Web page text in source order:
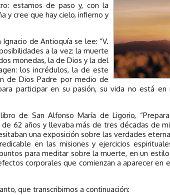
estamos de paso y, con la
y cree que hay cielo, infierno y
de Antioquía se lee: “V.
a la vez: la muerte
monedas, la de Dios y la del
los incrédulos, la de este
de Dios Padre por medio de
participar en su pasión, su vida no está en
de San Alfonso María de Ligorio,
62 años y llevaba más de tres décadas de
una exposición sobre las verdades
en las misiones y ejercicios
para meditar sobre la muerte, en un
corporales que comienzan a aparecer en
que transcribimos a continuación: